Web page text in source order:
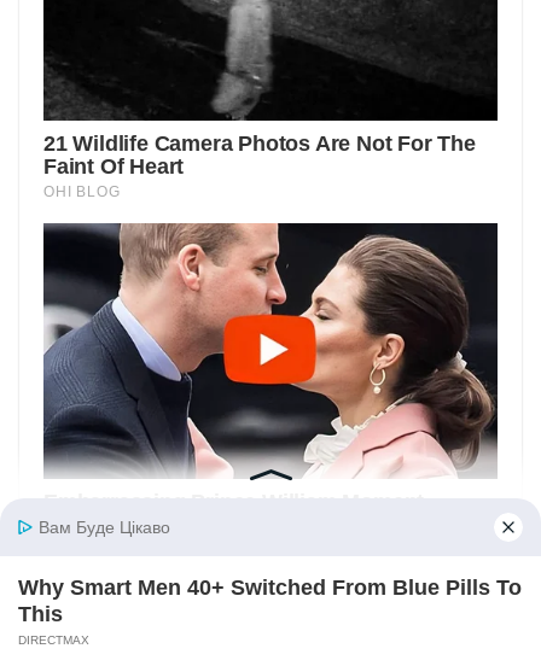
Вам Буде Цікаво
Why Smart Men 40+ Switched From Blue Pills To
This
DIRECTMAX